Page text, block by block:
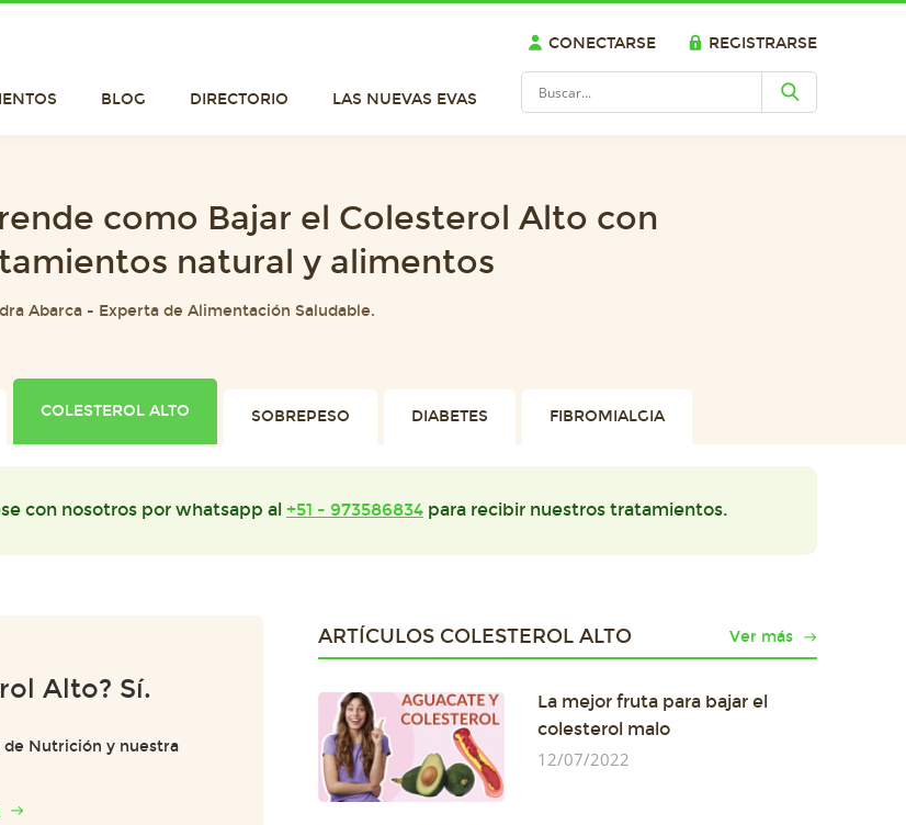
CONECTARSE REGISTRARSE
BLOG DIRECTORIO LAS NUEVAS EVAS
como Bajar el Colesterol Alto con
natural y alimentos
Abarca - Experta de Alimentación Saludable.
COLESTEROL ALTO SOBREPESO DIABETES FIBROMIALGIA
con nosotros por whatsapp al +51 - 973586834 para recibir nuestros tratamientos.
Alto? Sí.
de Nutrición y nuestra
ARTÍCULOS COLESTEROL ALTO Ver más
La mejor fruta para bajar el
colesterol malo
12/07/2022